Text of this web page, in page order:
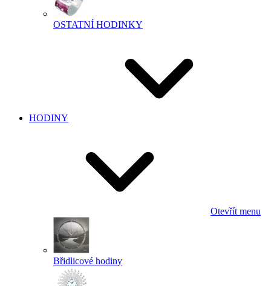
OSTATNÍ HODINKY
HODINY
Otevřít menu
Břidlicové hodiny